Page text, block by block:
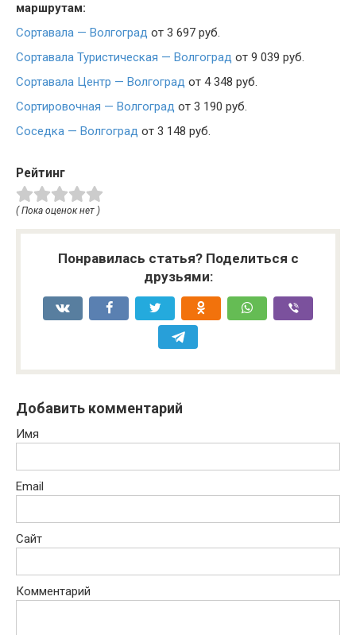
маршрутам:
Сортавала — Волгоград от 3 697 руб.
Сортавала Туристическая — Волгоград от 9 039 руб.
Сортавала Центр — Волгоград от 4 348 руб.
Сортировочная — Волгоград от 3 190 руб.
Соседка — Волгоград от 3 148 руб.
Рейтинг
( Пока оценок нет )
Понравилась статья? Поделиться с
друзьями:
Добавить комментарий
Имя
Email
Сайт
Комментарий